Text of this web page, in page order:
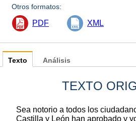
Otros formatos:
PDF XML
Texto
TEXTO
Sea notorio a todos los
Castilla y León han aprobado y
Análisis